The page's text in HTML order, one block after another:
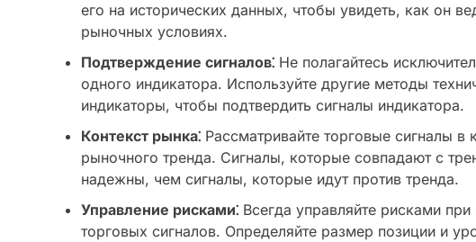
его на исторических данных, чтобы увидеть, как он
рыночных условиях.
Подтверждение сигналов⁚ Не полагайтесь
одного индикатора. Используйте другие методы
индикаторы, чтобы подтвердить сигналы индикатора.
Контекст рынка⁚ Рассматривайте торговые сигналы в
рыночного тренда. Сигналы, которые совпадают с
надежны, чем сигналы, которые идут против тренда.
Управление рисками⁚ Всегда управляйте рисками при
торговых сигналов. Определяйте размер позиции и